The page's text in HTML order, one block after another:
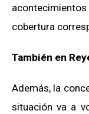
cobertura
También en
Además, la
situación va a